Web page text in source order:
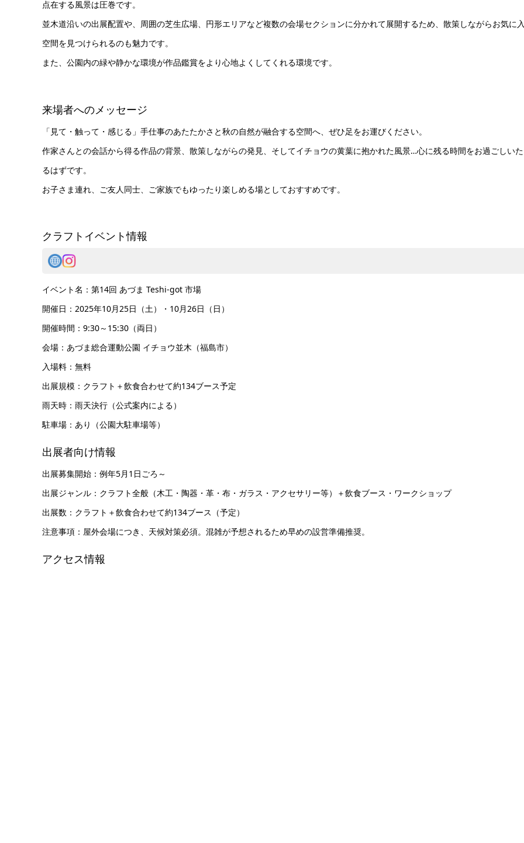
点在する風景は圧巻です。
並木道沿いの出展配置や、周囲の芝生広場、円形エリアなど複数の会場セクションに分かれて展開するため、散策しながらお気に
空間を見つけられるのも魅力です。
また、公園内の緑や静かな環境が作品鑑賞をより心地よくしてくれる環境です。
来場者へのメッセージ
「見て・触って・感じる」手仕事のあたたかさと秋の自然が融合する空間へ、ぜひ足をお運びください。
作家さんとの会話から得る作品の背景、散策しながらの発見、そしてイチョウの黄葉に抱かれた風景…心に残る時間をお過ごしい
るはずです。
お子さま連れ、ご友人同士、ご家族でもゆったり楽しめる場としておすすめです。
クラフトイベント情報
イベント名：第14回 あづま Teshi-got 市場
開催日：2025年10月25日（土）・10月26日（日）
開催時間：9:30～15:30（両日）
会場：あづま総合運動公園 イチョウ並木（福島市）
入場料：無料
出展規模：クラフト＋飲食合わせて約134ブース予定
雨天時：雨天決行（公式案内による）
駐車場：あり（公園大駐車場等）
出展者向け情報
出展募集開始：例年5月1日ごろ～
出展ジャンル：クラフト全般（木工・陶器・革・布・ガラス・アクセサリー等）＋飲食ブース・ワークショップ
出展数：クラフト＋飲食合わせて約134ブース（予定）
注意事項：屋外会場につき、天候対策必須。混雑が予想されるため早めの設営準備推奨。
アクセス情報